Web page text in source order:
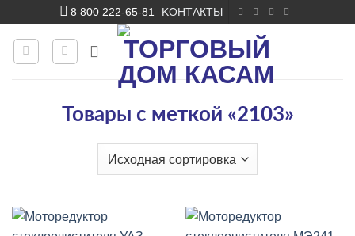
content
8 800 222-65-81 KОНТАКТЫ
Товары с меткой «2103»